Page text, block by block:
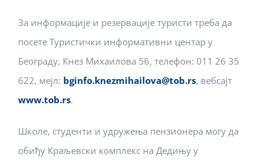
За информације и резервације туристи треба да
посете Туристички информативни центар у
Београду, Кнез Михаилова 56, телефон: 011 26 35
622, мејл: bginfo.knezmihailova@tob.rs, вебсајт
www.tob.rs.
Школе, студенти и удружења пензионера могу да
обиђу Краљевски комплекс на Дедињу у